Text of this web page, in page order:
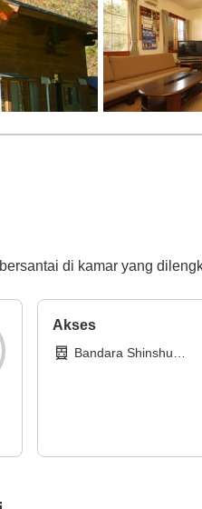
di kamar yang
Akses
Bandara Shinshu